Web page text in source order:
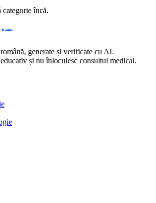
categorie încă.
generate și verificate cu AI.
și nu înlocuiesc consultul medical.